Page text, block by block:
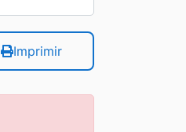
Imprimir